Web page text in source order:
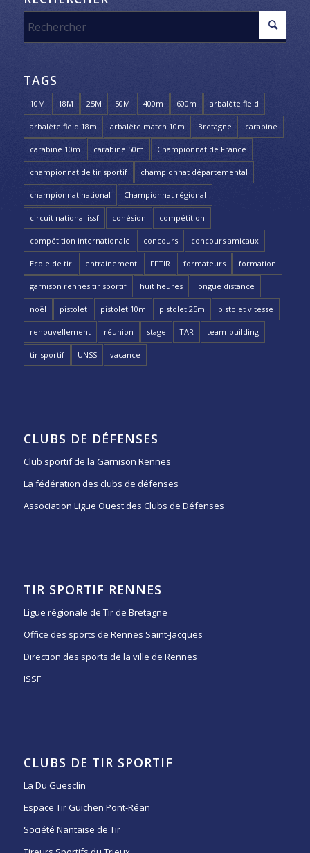
TAGS
10M 18M 25M 50M 400m 600m arbalète field
arbalète field 18m arbalète match 10m Bretagne carabine
carabine 10m carabine 50m Championnat de France
championnat de tir sportif championnat départemental
championnat national Championnat régional
circuit national issf cohésion compétition
compétition internationale concours concours amicaux
Ecole de tir entrainement FFTIR formateurs formation
garnison rennes tir sportif huit heures longue distance
noël pistolet pistolet 10m pistolet 25m pistolet vitesse
renouvellement réunion stage TAR team-building
tir sportif UNSS vacance
CLUBS DE DÉFENSES
Club sportif de la Garnison Rennes
La fédération des clubs de défenses
Association Ligue Ouest des Clubs de Défenses
TIR SPORTIF RENNES
Ligue régionale de Tir de Bretagne
Office des sports de Rennes Saint-Jacques
Direction des sports de la ville de Rennes
ISSF
CLUBS DE TIR SPORTIF
La Du Guesclin
Espace Tir Guichen Pont-Réan
Société Nantaise de Tir